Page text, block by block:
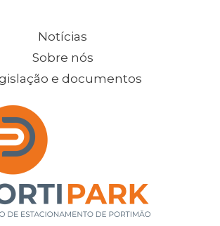
Notícias
Sobre nós
e documentos